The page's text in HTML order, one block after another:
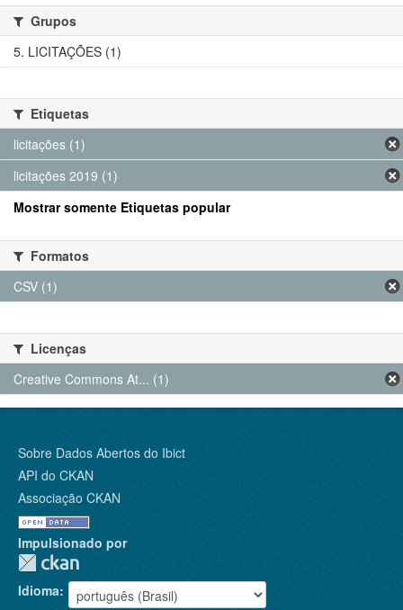
Grupos
5. LICITAÇÕES (1)
Etiquetas
licitações (1)
licitações 2019 (1)
Mostrar somente Etiquetas popular
Formatos
CSV (1)
Licenças
Creative Commons At... (1)
Sobre Dados Abertos do Ibict
API do CKAN
Associação CKAN
Impulsionado por
Idioma